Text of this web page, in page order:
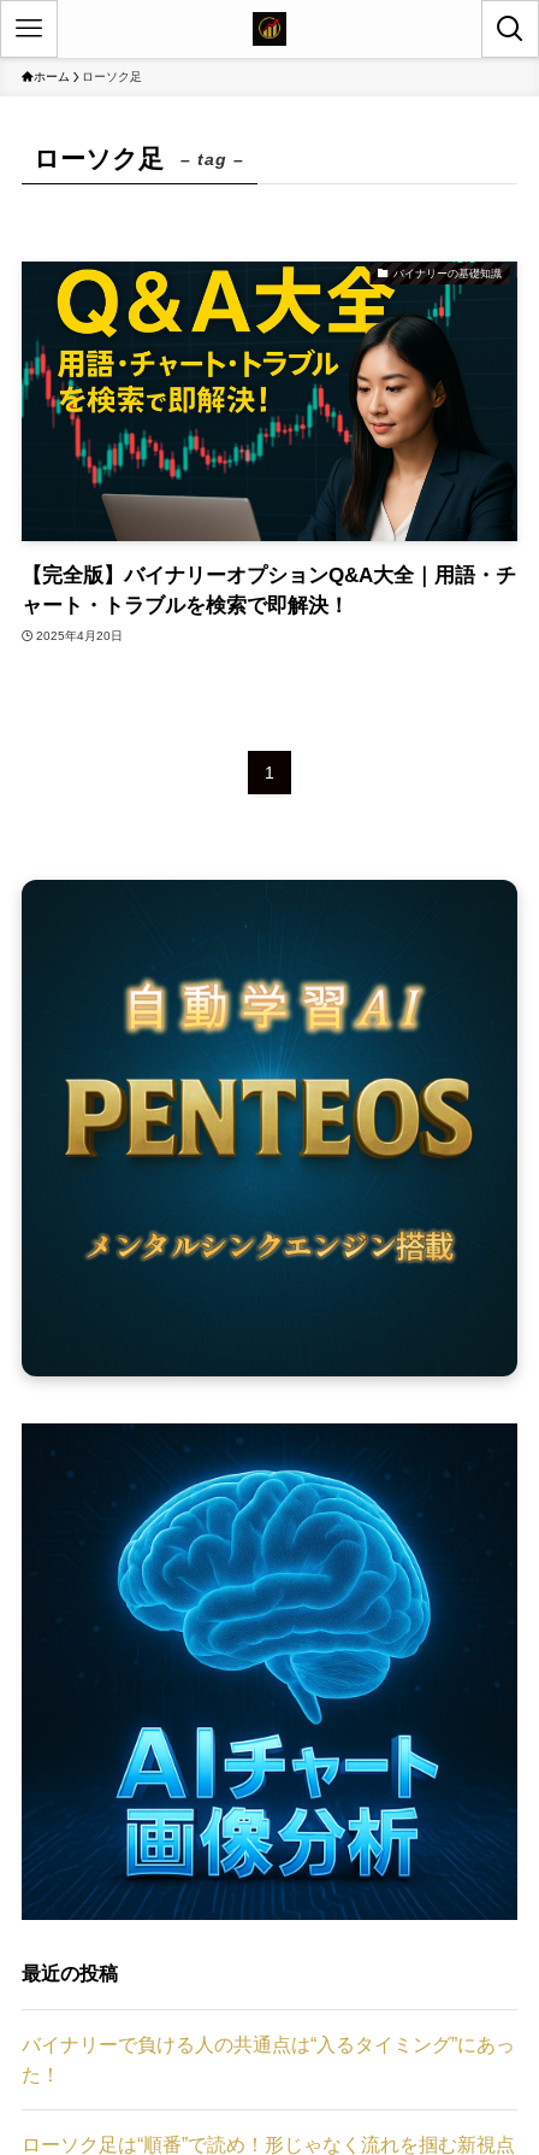
ホーム ローソク足
ローソク足 – tag –
バイナリーの基礎知識
【完全版】バイナリーオプションQ&A大全｜用語・チ
ャート・トラブルを検索で即解決！
2025年4月20日
1
最近の投稿
バイナリーで負ける人の共通点は“入るタイミング”にあっ
た！
ローソク足は“順番”で読め！形じゃなく流れを掴む新視点